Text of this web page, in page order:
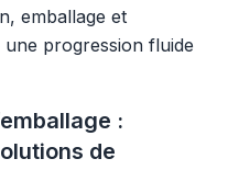
emballage et
progression fluide
:
de